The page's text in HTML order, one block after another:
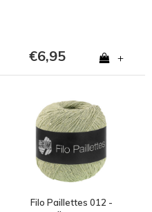
€6,95 +
Filo Paillettes 012 -